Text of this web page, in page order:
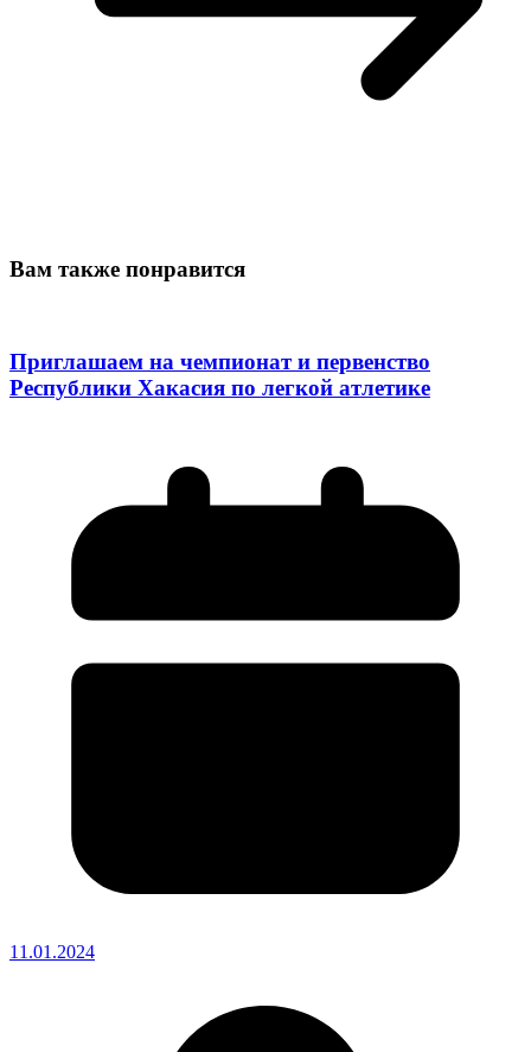
Вам также понравится
Приглашаем на чемпионат и первенство
Республики Хакасия по легкой атлетике
11.01.2024